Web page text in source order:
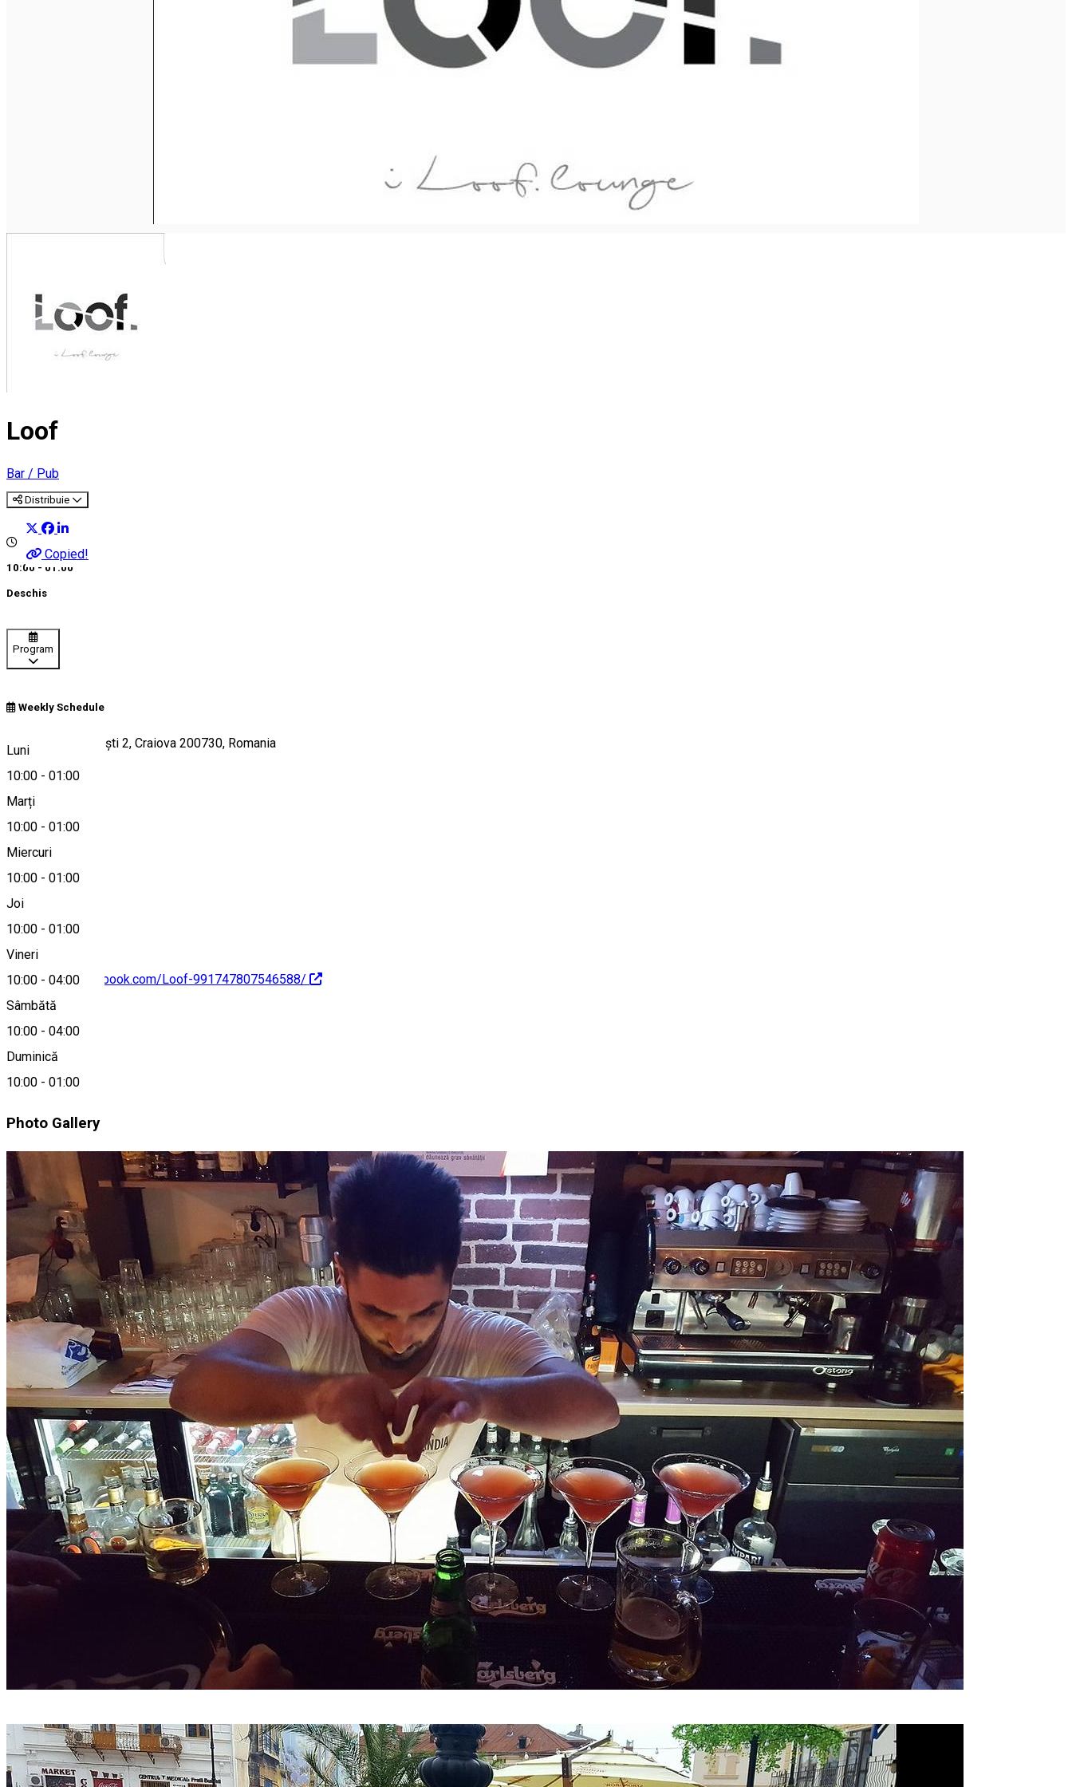
Loof
Bar / Pub
Distribuie
Copied!
10:00 - 01:00
Deschis
Program
Weekly Schedule
Luni
10:00 - 01:00
Marți
10:00 - 01:00
Miercuri
10:00 - 01:00
Joi
10:00 - 01:00
Vineri
10:00 - 04:00
Sâmbătă
10:00 - 04:00
Duminică
10:00 - 01:00
Strada Frații Buzești 2, Craiova 200730, Romania
Hartă
https://www.facebook.com/Loof-991747807546588/
Despre
Photo Gallery